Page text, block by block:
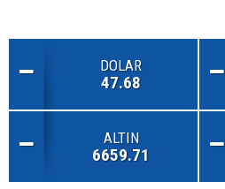
DOLAR
47.68
ALTIN
6659.71